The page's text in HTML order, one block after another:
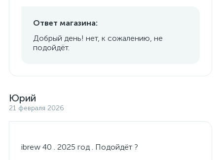
Ответ магазина:
Добрый день! нет, к сожалению, не
подойдёт.
Юрий
21 февраля 2026
ibrew 40 . 2025 год . Подойдёт ?